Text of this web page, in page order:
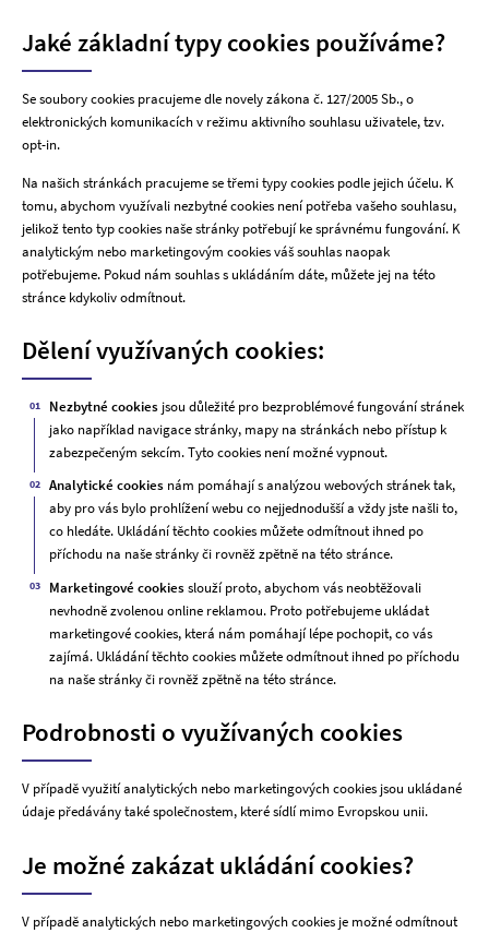
Jaké základní typy cookies používáme?
Se soubory cookies pracujeme dle novely zákona č. 127/2005 Sb., o
elektronických komunikacích v režimu aktivního souhlasu uživatele, tzv.
opt-in.
Na našich stránkách pracujeme se třemi typy cookies podle jejich účelu. K
tomu, abychom využívali nezbytné cookies není potřeba vašeho souhlasu,
jelikož tento typ cookies naše stránky potřebují ke správnému fungování. K
analytickým nebo marketingovým cookies váš souhlas naopak
potřebujeme. Pokud nám souhlas s ukládáním dáte, můžete jej na této
stránce kdykoliv odmítnout.
Dělení využívaných cookies:
Nezbytné cookies jsou důležité pro bezproblémové fungování stránek
jako například navigace stránky, mapy na stránkách nebo přístup k
zabezpečeným sekcím. Tyto cookies není možné vypnout.
Analytické cookies nám pomáhají s analýzou webových stránek tak,
aby pro vás bylo prohlížení webu co nejjednodušší a vždy jste našli to,
co hledáte. Ukládání těchto cookies můžete odmítnout ihned po
příchodu na naše stránky či rovněž zpětně na této stránce.
Marketingové cookiesslouží proto, abychom vás neobtěžovali
nevhodně zvolenou online reklamou. Proto potřebujeme ukládat
marketingové cookies, která nám pomáhají lépe pochopit, co vás
zajímá. Ukládání těchto cookies můžete odmítnout ihned po příchodu
na naše stránky či rovněž zpětně na této stránce.
Podrobnosti o využívaných cookies
V případě využití analytických nebo marketingových cookies jsou ukládané
údaje předávány také společnostem, které sídlí mimo Evropskou unii.
Je možné zakázat ukládání cookies?
V případě analytických nebo marketingových cookies je možné odmítnout